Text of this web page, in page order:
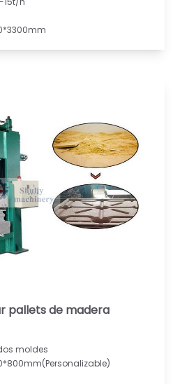
pallets de madera
moldes